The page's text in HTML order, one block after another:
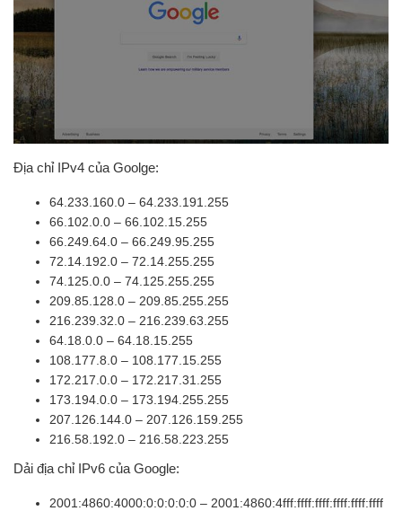
Địa chỉ IPv4 của Goolge:
64.233.160.0 – 64.233.191.255
66.102.0.0 – 66.102.15.255
66.249.64.0 – 66.249.95.255
72.14.192.0 – 72.14.255.255
74.125.0.0 – 74.125.255.255
209.85.128.0 – 209.85.255.255
216.239.32.0 – 216.239.63.255
64.18.0.0 – 64.18.15.255
108.177.8.0 – 108.177.15.255
172.217.0.0 – 172.217.31.255
173.194.0.0 – 173.194.255.255
207.126.144.0 – 207.126.159.255
216.58.192.0 – 216.58.223.255
Dải địa chỉ IPv6 của Google:
2001:4860:4000:0:0:0:0:0 – 2001:4860:4fff:ffff:ffff:ffff:ffff:ffff